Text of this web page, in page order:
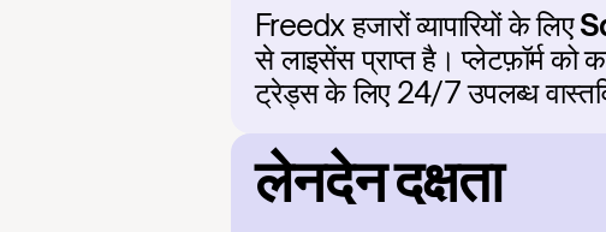
Freedx हजारों व्यापारियों के लिए
से लाइसेंस प्राप्त है। प्लेटफ़ॉर्म को
ट्रेड्स के लिए 24/7 उपलब्ध
लेनदेन दक्षता